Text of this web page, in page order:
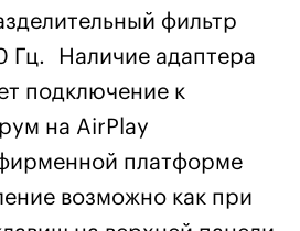
фильтр
Гц. Наличие адаптера
подключение к
на AirPlay
платформе
возможно как при